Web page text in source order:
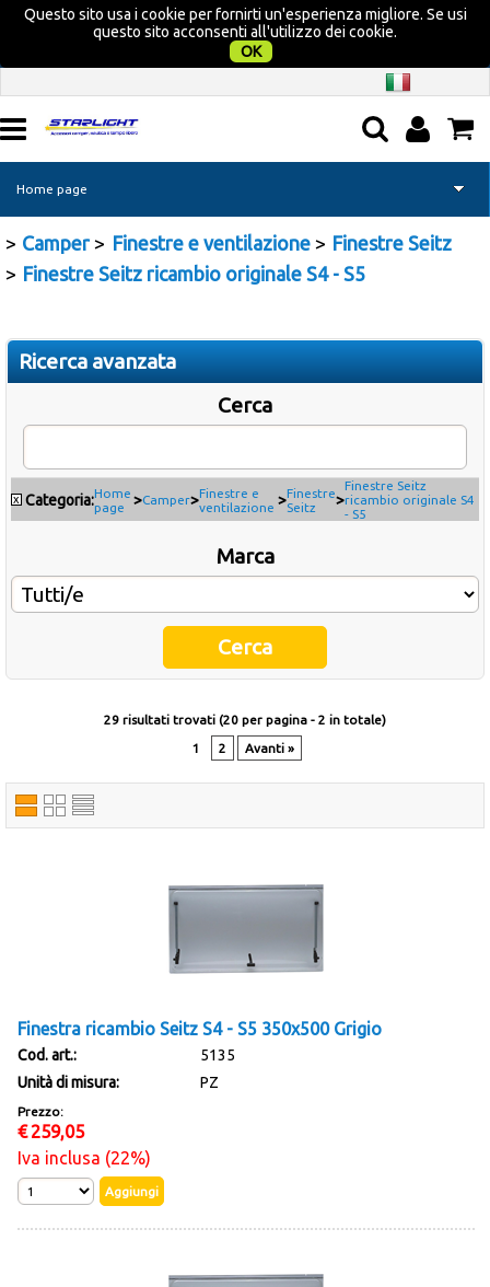
Questo sito usa i cookie per fornirti un'esperienza migliore. Se usi
questo sito acconsenti all'utilizzo dei cookie.
OK
Home page
Camper
Campeggio
Promozione Acquatravel
Occasioni
Ultimi inserimenti
Camper Finestre e ventilazione
Finestre Seitz
Finestre Seitz ricambio originale S4 - S5
Ricerca avanzata
Cerca
x Categoria:Home
page
>Camper>Finestre e
ventilazione >Finestre
Seitz
>
Finestre Seitz
ricambio originale S4
- S5
Marca
29 risultati trovati (20 per pagina - 2 in totale)
1
2 Avanti »
Finestra ricambio Seitz S4 - S5 350x500 Grigio
Cod. art.:
5135
Unità di misura:
PZ
Prezzo:
€ 259,05
Iva inclusa (22%)